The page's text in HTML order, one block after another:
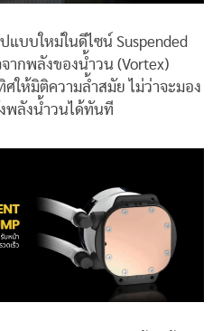
บบใหม่ในดีไซน์ Suspended
ากพลังของน้ำวน (Vortex)
ให้มิติความล้ำสมัย ไม่ว่าจะมอง
พลังน้ำวนได้ทันที